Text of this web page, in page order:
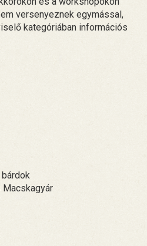
versenyeznek egymással,
kategóriában információs
Macskagyár